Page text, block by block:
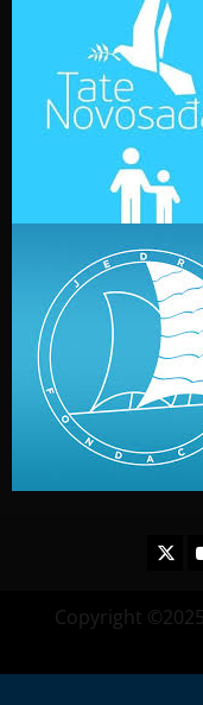
Copyright